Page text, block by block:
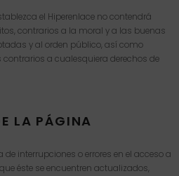
el Hiperenlace no contendrá
contrarios a la moral y a las buenas
y al orden público, así como
a cualesquiera derechos de
LA PÁGINA
interrupciones o errores en el acceso a
éste se encuentren actualizados,